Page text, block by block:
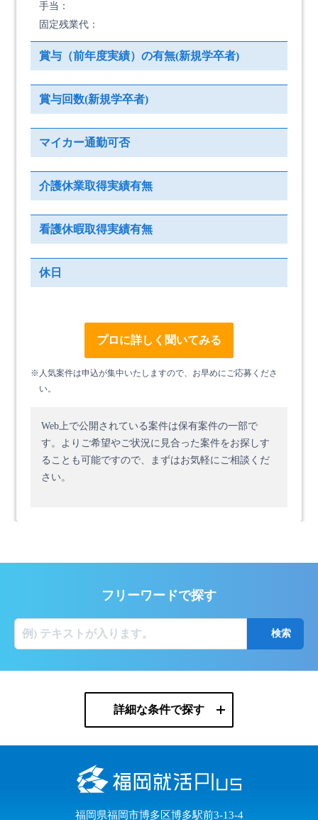
手当：
固定残業代：
賞与（前年度実績）の有無(新規学卒者)
賞与回数(新規学卒者)
マイカー通勤可否
介護休業取得実績有無
看護休暇取得実績有無
休日
プロに詳しく聞いてみる
※人気案件は申込が集中いたしますので、お早めにご応募くださ
い。
Web上で公開されている案件は保有案件の一部で
す。 よりご希望やご状況に見合った案件をお探しす
ることも可能ですので、まずはお気軽にご相談くだ
さい。
フリーワードで探す
詳細な条件で探す
福岡県福岡市博多区博多駅前3-13-4